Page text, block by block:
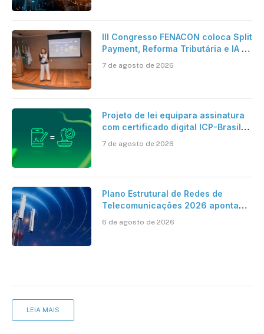
III Congresso FENACON coloca Split
Payment, Reforma Tributária e IA no
7 de agosto de 2026
Projeto de lei equipara assinatura
com certificado digital ICP-Brasil
cartório
7 de agosto de 2026
Plano Estrutural de Redes de
Telecomunicações 2026 aponta
mantém desafio
6 de agosto de 2026
LEIA MAIS